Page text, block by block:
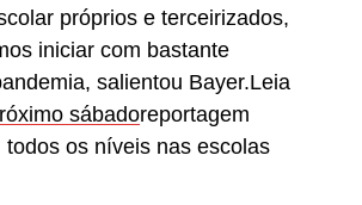
próprios e terceirizados,
iniciar com bastante
salientou Bayer.Leia
sábadoreportagem
os níveis nas escolas